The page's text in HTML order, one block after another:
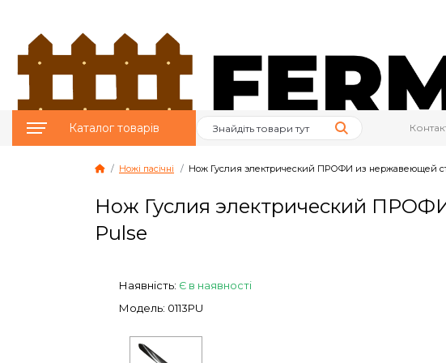
Каталог товарів
Птахівництво
Тваринництво
Опалювальне
Ножі пасічні Нож Гуслия электрический ПРОФИ из нержавеющей
Нож Гуслия электрический
Pulse
Наявність: Є в наявності
Модель: 0113PU